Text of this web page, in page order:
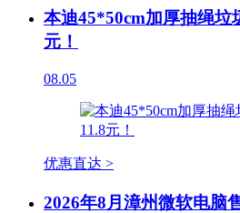
本迪45*50cm加厚抽绳垃
元！
08.05
优惠直达 >
2026年8月漳州微软电脑